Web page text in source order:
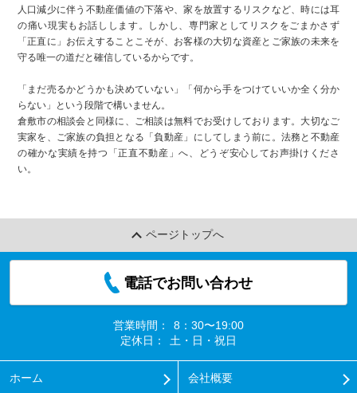
人口減少に伴う不動産価値の下落や、家を放置するリスクなど、時には耳
の痛い現実もお話しします。しかし、専門家としてリスクをごまかさず
「正直に」お伝えすることこそが、お客様の大切な資産とご家族の未来を
守る唯一の道だと確信しているからです。
「まだ売るかどうかも決めていない」「何から手をつけていいか全く分か
らない」という段階で構いません。
倉敷市の相談会と同様に、ご相談は無料でお受けしております。大切なご
実家を、ご家族の負担となる「負動産」にしてしまう前に。法務と不動産
の確かな実績を持つ「正直不動産」へ、どうぞ安心してお声掛けくださ
い。
ページトップへ
電話でお問い合わせ
営業時間：
8：30〜19:00
定休日：
土・日・祝日
ホーム 会社概要